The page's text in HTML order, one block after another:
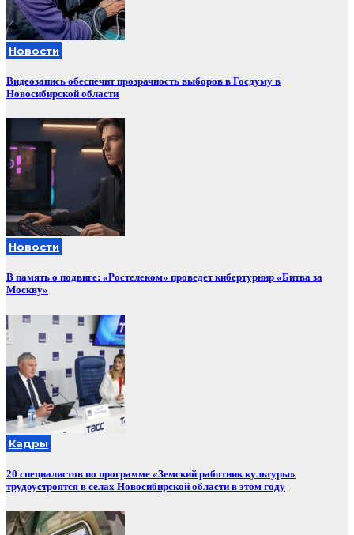
Новости
Видеозапись обеспечит прозрачность выборов в Госдуму в
Новосибирской области
Новости
В память о подвиге: «Ростелеком» проведет кибертурнир «Битва за
Москву»
Кадры
20 специалистов по программе «Земский работник культуры»
трудоустроятся в селах Новосибирской области в этом году